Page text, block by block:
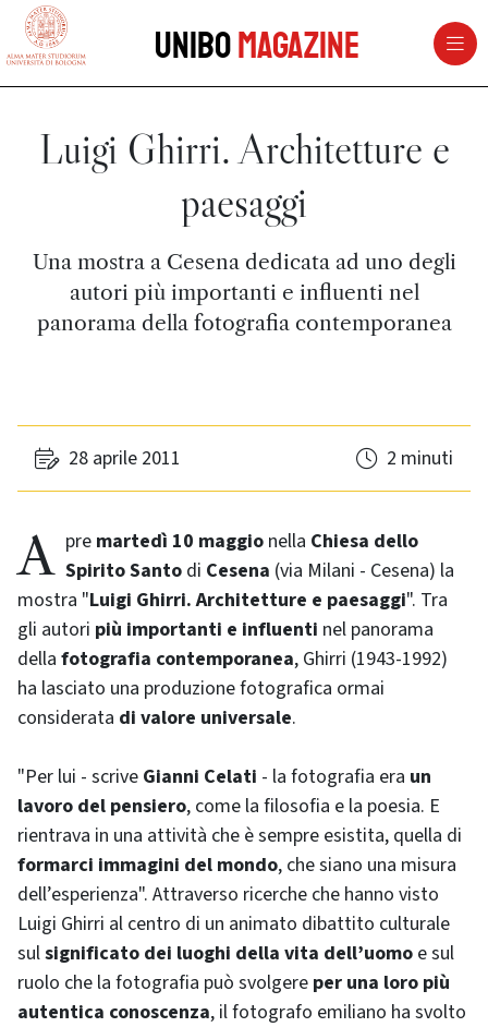
vai al contenuto della pagina
UniboMagazine
Luigi Ghirri. Architetture e
paesaggi
Una mostra a Cesena dedicata ad uno degli
autori più importanti e influenti nel
panorama della fotografia contemporanea
28 aprile 2011 2 minuti
Apre martedì 10 maggio nella Chiesa dello
Spirito Santo di Cesena (via Milani - Cesena) la
mostra "Luigi Ghirri. Architetture e paesaggi". Tra
gli autori più importanti e influenti nel panorama
della fotografia contemporanea, Ghirri (1943-1992)
ha lasciato una produzione fotografica ormai
considerata di valore universale.
"Per lui - scrive Gianni Celati - la fotografia era un
lavoro del pensiero, come la filosofia e la poesia. E
rientrava in una attività che è sempre esistita, quella di
formarci immagini del mondo, che siano una misura
dell’esperienza". Attraverso ricerche che hanno visto
Luigi Ghirri al centro di un animato dibattito culturale
sulsignificato dei luoghi della vita dell’uomo e sul
ruolo che la fotografia può svolgere per una loro più
autentica conoscenza, il fotografo emiliano ha svolto